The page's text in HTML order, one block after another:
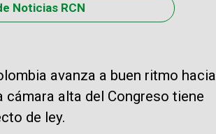
Noticias RCN
avanza a buen ritmo hacia
cámara alta del Congreso tiene
de ley.